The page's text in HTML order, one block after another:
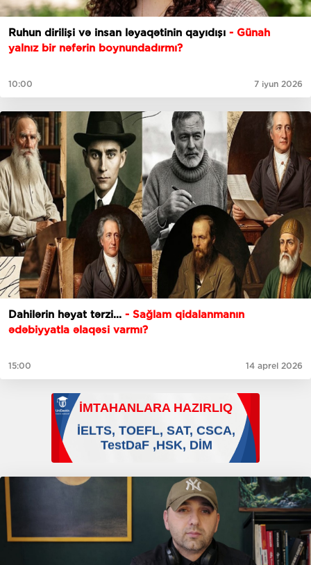
Ruhun dirilişi və insan ləyaqətinin qayıdışı - Günah
yalnız bir nəfərin boynundadırmı?
10:00 7 iyun 2026
Dahilərin həyat tərzi... - Sağlam qidalanmanın
ədəbiyyatla əlaqəsi varmı?
15:00 14 aprel 2026